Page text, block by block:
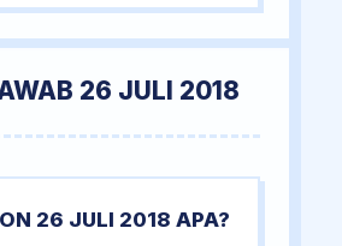
26 JULI 2018
26 JULI 2018 APA?